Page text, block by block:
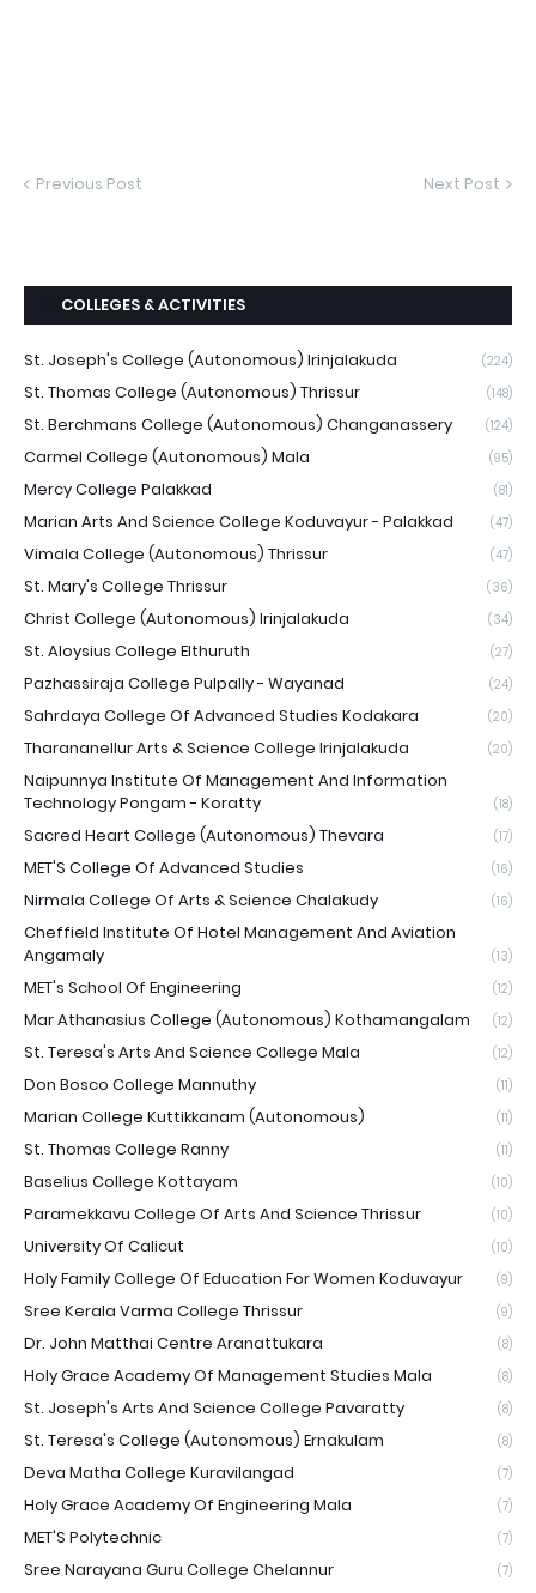
Previous Post Next Post
COLLEGES & ACTIVITIES
St. Joseph's College (Autonomous) Irinjalakuda (224)
St. Thomas College (Autonomous) Thrissur (148)
St. Berchmans College (Autonomous) Changanassery (124)
Carmel College (Autonomous) Mala (95)
Mercy College Palakkad (81)
Marian Arts And Science College Koduvayur - Palakkad (47)
Vimala College (Autonomous) Thrissur (47)
St. Mary's College Thrissur (36)
Christ College (Autonomous) Irinjalakuda (34)
St. Aloysius College Elthuruth (27)
Pazhassiraja College Pulpally - Wayanad (24)
Sahrdaya College Of Advanced Studies Kodakara (20)
Tharananellur Arts & Science College Irinjalakuda (20)
Naipunnya Institute Of Management And Information
Technology Pongam - Koratty
(18)
Sacred Heart College (Autonomous) Thevara (17)
MET'S College Of Advanced Studies (16)
Nirmala College Of Arts & Science Chalakudy (16)
Cheffield Institute Of Hotel Management And Aviation
Angamaly
(13)
MET's School Of Engineering (12)
Mar Athanasius College (Autonomous) Kothamangalam (12)
St. Teresa's Arts And Science College Mala (12)
Don Bosco College Mannuthy (11)
Marian College Kuttikkanam (Autonomous) (11)
St. Thomas College Ranny (11)
Baselius College Kottayam (10)
Paramekkavu College Of Arts And Science Thrissur (10)
University Of Calicut (10)
Holy Family College Of Education For Women Koduvayur (9)
Sree Kerala Varma College Thrissur (9)
Dr. John Matthai Centre Aranattukara (8)
Holy Grace Academy Of Management Studies Mala (8)
St. Joseph's Arts And Science College Pavaratty (8)
St. Teresa's College (Autonomous) Ernakulam (8)
Deva Matha College Kuravilangad (7)
Holy Grace Academy Of Engineering Mala (7)
MET'S Polytechnic (7)
Sree Narayana Guru College Chelannur (7)